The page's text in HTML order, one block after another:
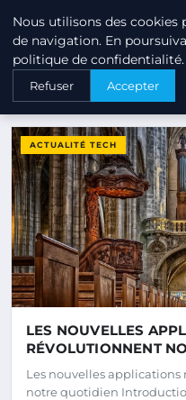
Annuaire3
ANNUAIRE3
DERNIERS ARTICLES
ACTUALITÉ TECH
LES NOUVELLES
RÉVOLUTIONNENT
Les nouvelles
notre quotidien
Nous utilisons des
de navigation. En
politique de confidentialité.
Refuser Accepter